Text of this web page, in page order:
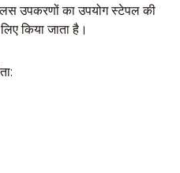
उपकरणों का उपयोग स्टेपल की
किया जाता है।